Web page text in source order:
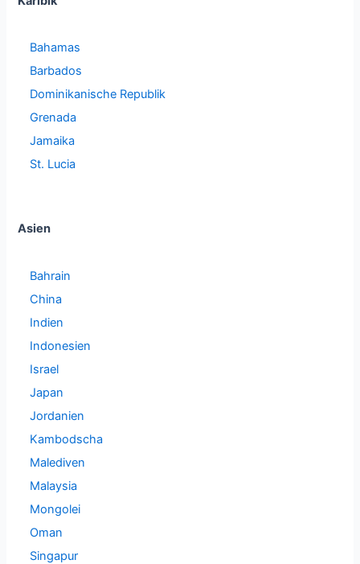
Bahamas
Barbados
Dominikanische Republik
Grenada
Jamaika
St. Lucia
Asien
Bahrain
China
Indien
Indonesien
Israel
Japan
Jordanien
Kambodscha
Malediven
Malaysia
Mongolei
Oman
Singapur